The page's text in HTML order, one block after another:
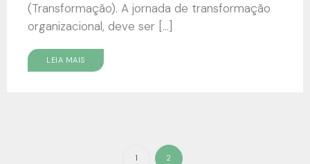
(Transformação). A jornada de transformação
organizacional, deve ser […]
LEIA MAIS
1 2